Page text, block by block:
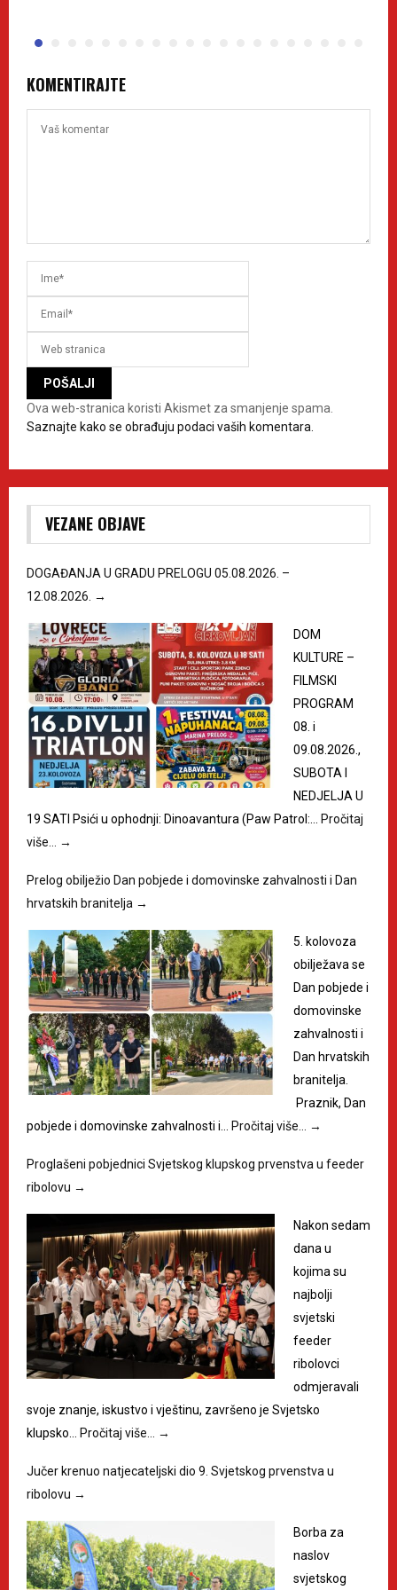
KOMENTIRAJTE
Ova web-stranica koristi Akismet za smanjenje spama.
Saznajte kako se obrađuju podaci vaših komentara.
VEZANE OBJAVE
DOGAĐANJA U GRADU PRELOGU 05.08.2026. –
12.08.2026. →
DOM
KULTURE –
FILMSKI
PROGRAM
08. i
09.08.2026.,
SUBOTA I
NEDJELJA U
19 SATI Psići u ophodnji: Dinoavantura (Paw Patrol:…
Pročitaj
više…
→
Prelog obilježio Dan pobjede i domovinske zahvalnosti i Dan
hrvatskih branitelja →
5. kolovoza
obilježava se
Dan pobjede i
domovinske
zahvalnosti i
Dan hrvatskih
branitelja.
Praznik, Dan
pobjede i domovinske zahvalnosti i…
Pročitaj više… →
Proglašeni pobjednici Svjetskog klupskog prvenstva u feeder
ribolovu →
Nakon sedam
dana u
kojima su
najbolji
svjetski
feeder
ribolovci
odmjeravali
svoje znanje, iskustvo i vještinu, završeno je Svjetsko
klupsko…
Pročitaj više… →
Jučer krenuo natjecateljski dio 9. Svjetskog prvenstva u
ribolovu →
Borba za
naslov
svjetskog